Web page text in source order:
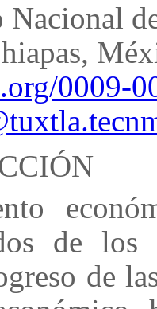
Nacional
0009-
de los
de